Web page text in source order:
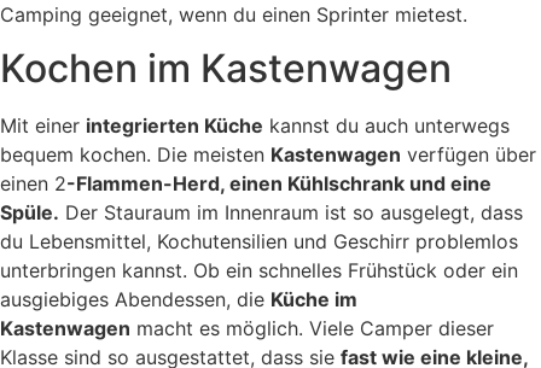
Camping geeignet, wenn du einen Sprinter mietest.
Kochen im Kastenwagen
Mit einer integrierten Küche kannst du auch unterwegs
bequem kochen. Die meisten Kastenwagen verfügen über
einen 2-Flammen-Herd, einen Kühlschrank und eine
Spüle. Der Stauraum im Innenraum ist so ausgelegt, dass
du Lebensmittel, Kochutensilien und Geschirr problemlos
unterbringen kannst. Ob ein schnelles Frühstück oder ein
ausgiebiges Abendessen, die Küche im
Kastenwagen macht es möglich. Viele Camper dieser
Klasse sind so ausgestattet, dass sie fast wie eine kleine,